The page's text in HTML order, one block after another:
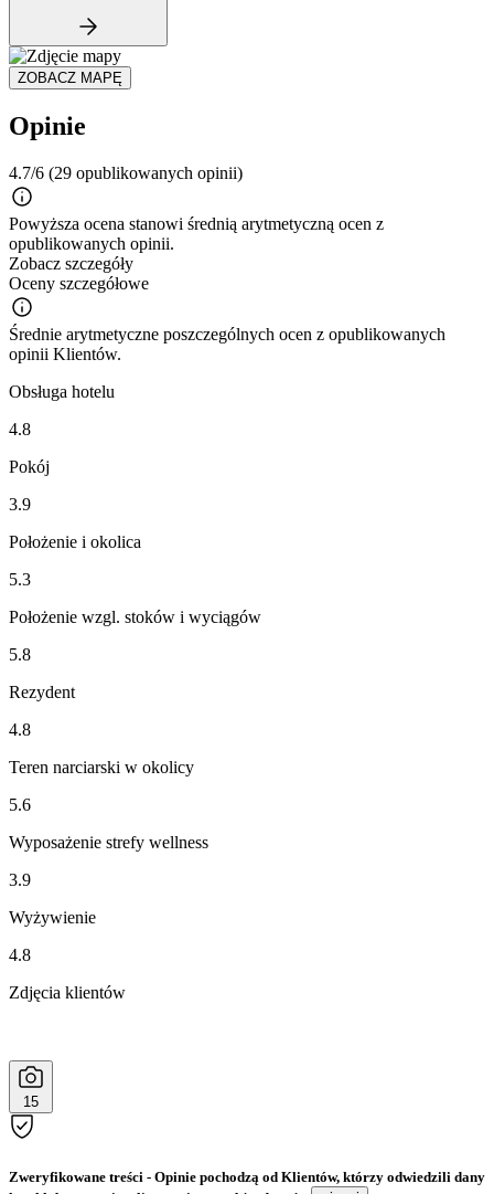
ZOBACZ MAPĘ
Opinie
4.7/6 (29 opublikowanych opinii)
Powyższa ocena stanowi średnią arytmetyczną ocen z
opublikowanych opinii.
Zobacz szczegóły
Oceny szczegółowe
Średnie arytmetyczne poszczególnych ocen z opublikowanych
opinii Klientów.
Obsługa hotelu
4.8
Pokój
3.9
Położenie i okolica
5.3
Położenie wzgl. stoków i wyciągów
5.8
Rezydent
4.8
Teren narciarski w okolicy
5.6
Wyposażenie strefy wellness
3.9
Wyżywienie
4.8
Zdjęcia klientów
15
Zweryfikowane treści - Opinie pochodzą od Klientów, którzy odwiedzili dany